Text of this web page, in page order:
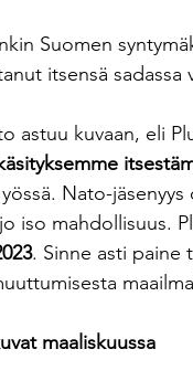
Suomen
itsensä sadassa
astuu kuvaan, eli
käsityksemme
yössä. Nato-
iso mahdollisuus.
. Sinne asti paine
maaliskuussa